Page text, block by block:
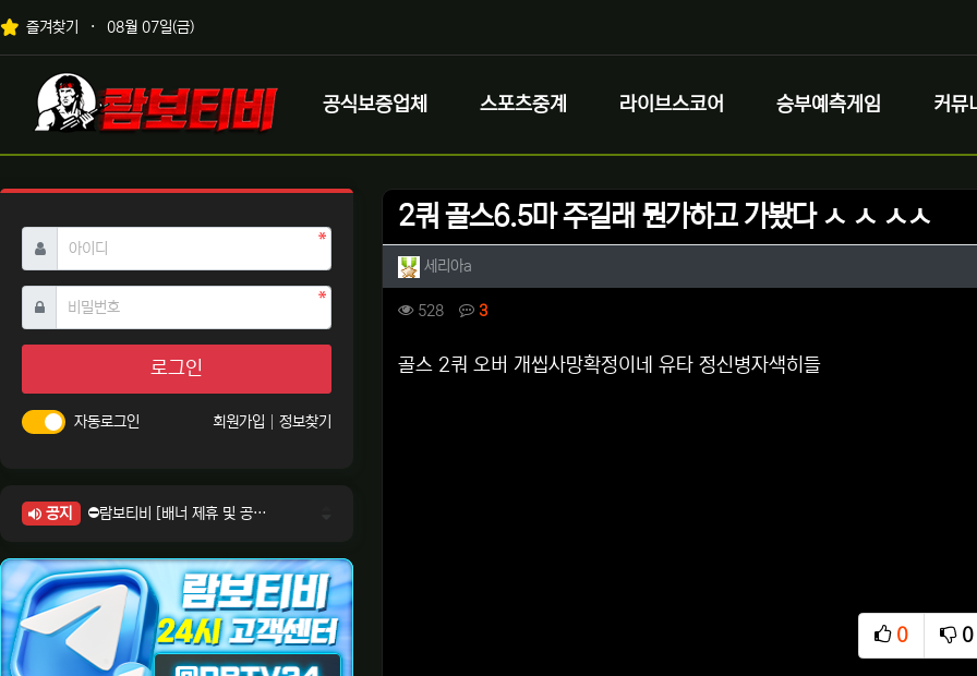
상단 네비
즐겨찾기 08월 07일(금)
메인 메뉴
로고
공식보증업체 스포츠중계 라이브스코어 승부예측게임 커뮤
2쿼 골스6.5마 주길래 뭔가하고 가봤다 ㅅ ㅅ ㅅㅅ
작성자 정보
세리아a
컨텐츠 정보
528조회 3댓글
본문
골스 2쿼 오버 개씹사망확정이네 유타 정신병자색히들
0
추천
0
비
아이디 필수
비밀번호필수
로그인
자동로그인 회원가입 정보찾기
공지
⛔람보티비 [배너 제휴 및 공식 입점 문의 안내]
⛔람보티비 [정회원 등급UP! 안내사항]
⛔람보티비 [채팅방 이용시 주의사항]
⛔람보티비 [공식보증업체 안내]